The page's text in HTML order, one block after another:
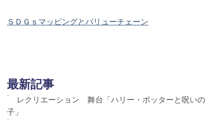
ＳＤＧｓマッピングとバリューチェーン
最新記事
レクリエーション 舞台「ハリー・ポッターと呪いの
子」